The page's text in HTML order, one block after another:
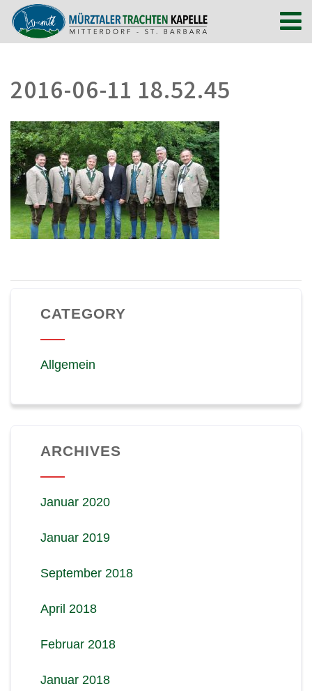
2016-06-11 18.52.45
CATEGORY
Allgemein
ARCHIVES
Januar 2020
Januar 2019
September 2018
April 2018
Februar 2018
Januar 2018